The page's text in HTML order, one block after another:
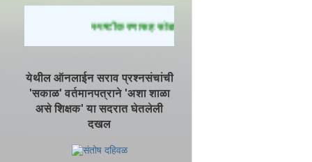
स्पष्टीकरणासह सोडवलेले प्रश्न पाहण्यासाठी येथे क्लिक
येथील ऑनलाईन सराव प्रश्नसंचांची
'सकाळ' वर्तमानपत्राने 'अशा शाळा
असे शिक्षक' या सदरात घेतलेली
दखल